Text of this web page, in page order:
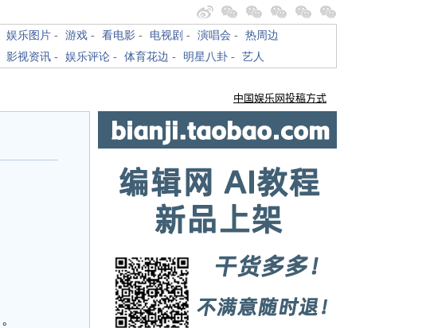
娱乐图片 - 游戏 - 看电影 - 电视剧 - 演唱会 - 热周边
影视资讯 - 娱乐评论 - 体育花边 - 明星八卦 - 艺人